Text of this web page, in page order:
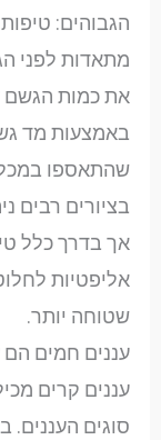
הגבוהים:
מתאדות לפני
את כמות הגשם
באמצעות מד
שהתאספו
בציורים רבים
אך בדרך כלל
אליפטיות
שטוחה יותר.
עננים חמים הם
עננים קרים
סוגים העננים.